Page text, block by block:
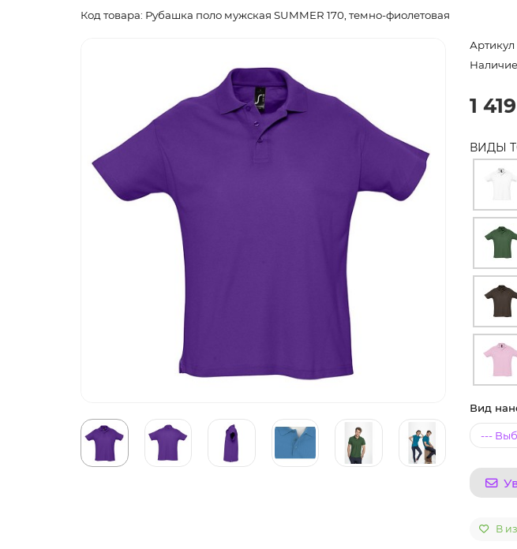
Код товара: Рубашка поло мужская SUMMER 170, темно-фиолетовая
Артикул
Наличие
1
ВИДЫ
Вид
В